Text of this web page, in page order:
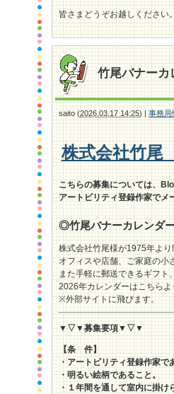
皆さまどうぞお越しください
竹尾バナー
saito (2026.03.17 14:25) | 事務局
株式会社竹
こちらの募集については、
アートビリティ登録作家でメ
◎竹尾バナーカレンダ
株式会社竹尾様が1975年よ
オフィスや店舗、ご家庭の小
また手軽に郵送できるギフ
2026年カレンダーはこちら
※外部サイトに飛びます。
▼▽▼募集要項▼▽▼
【条 件】
・アートビリティ登録作家で
・明るい絵柄であること。
・１ 年間を通して室内に掛け